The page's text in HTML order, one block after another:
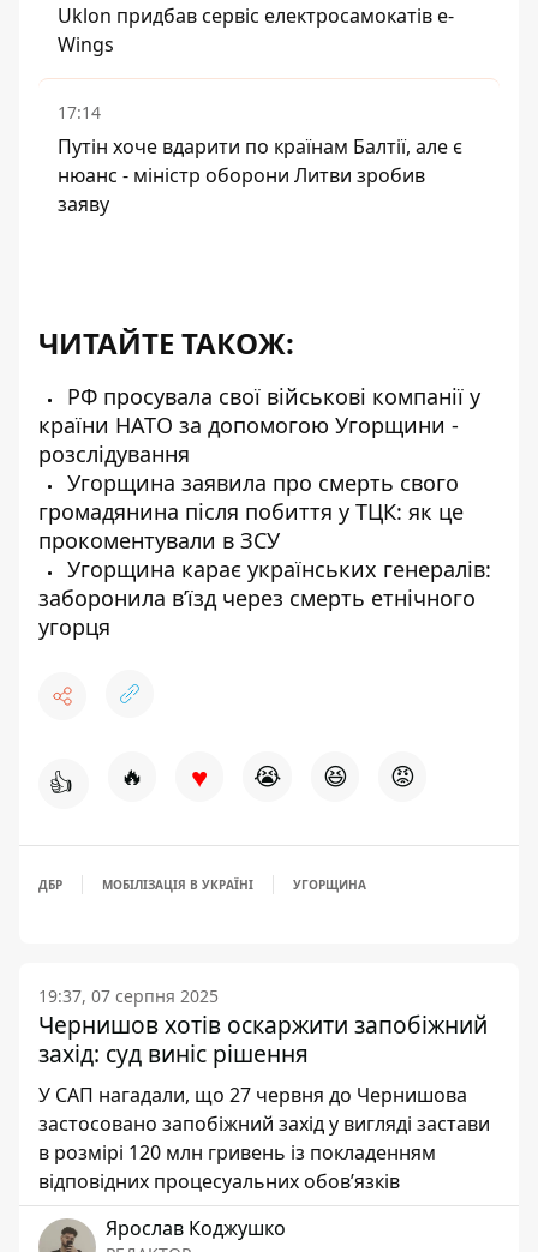
Uklon придбав сервіс електросамокатів e-
Wings
17:14
Путін хоче вдарити по країнам Балтії, але є
нюанс - міністр оборони Литви зробив
заяву
ЧИТАЙТЕ ТАКОЖ:
РФ просувала свої військові компанії у
країни НАТО за допомогою Угорщини -
розслідування
Угорщина заявила про смерть свого
громадянина після побиття у ТЦК: як це
прокоментували в ЗСУ
Угорщина карає українських генералів:
заборонила в’їзд через смерть етнічного
угорця
👍 🔥 ♥ 😭 😆 😡
ДБР МОБІЛІЗАЦІЯ В УКРАЇНІ УГОРЩИНА
19:37, 07 серпня 2025
Чернишов хотів оскаржити запобіжний
захід: суд виніс рішення
У САП нагадали, що 27 червня до Чернишова
застосовано запобіжний захід у вигляді застави
в розмірі 120 млн гривень із покладенням
відповідних процесуальних обовʼязків
Ярослав Коджушко